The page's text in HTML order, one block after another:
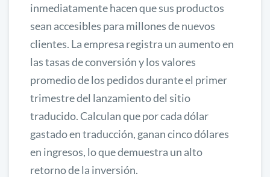
inmediatamente hacen que sus productos
sean accesibles para millones de nuevos
clientes. La empresa registra un aumento en
las tasas de conversión y los valores
promedio de los pedidos durante el primer
trimestre del lanzamiento del sitio
traducido. Calculan que por cada dólar
gastado en traducción, ganan cinco dólares
en ingresos, lo que demuestra un alto
retorno de la inversión.